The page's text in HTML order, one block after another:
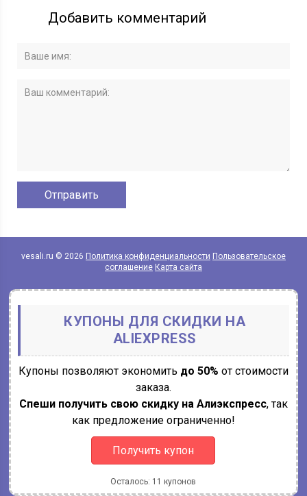
Добавить комментарий
vesali.ru © 2026 Политика конфиденциальности Пользовательское
соглашение Карта сайта
КУПОНЫ ДЛЯ СКИДКИ НА
ALIEXPRESS
Купоны позволяют экономить до 50% от стоимости
заказа.
Спеши получить свою скидку на Алиэкспресс, так
как предложение ограниченно!
Получить купон
Осталось: 11 купонов